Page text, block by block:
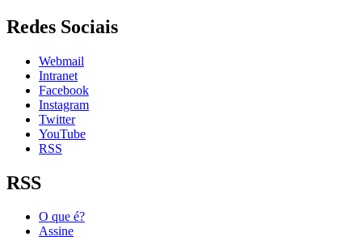
Redes Sociais
Webmail
Intranet
Facebook
Instagram
Twitter
YouTube
RSS
RSS
O que é?
Assine